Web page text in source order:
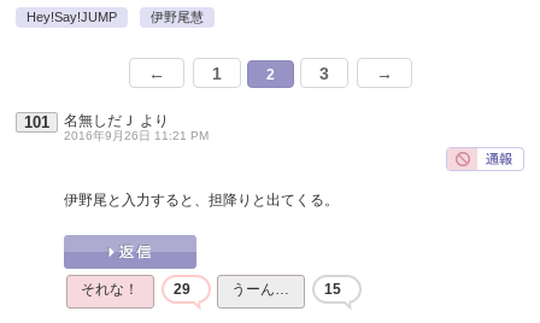
Hey!Say!JUMP 伊野尾慧
← 1 2 3 →
101 名無しだＪ より
2016年9月26日 11:21 PM
伊野尾と入力すると、担降りと出てくる。
それな！ 29 うーん… 15